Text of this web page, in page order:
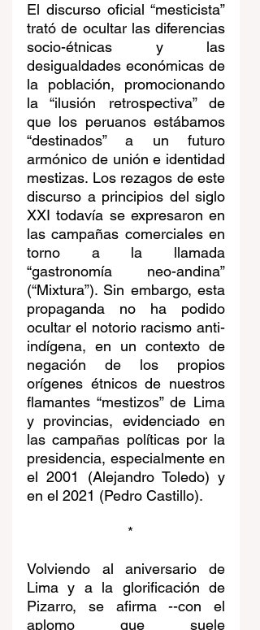
El discurso oficial “mesticista”
trató de ocultar las diferencias
socio-étnicas y las
desigualdades económicas de
la población, promocionando
la “ilusión retrospectiva” de
que los peruanos estábamos
“destinados” a un futuro
armónico de unión e identidad
mestizas. Los rezagos de este
discurso a principios del siglo
XXI todavía se expresaron en
las campañas comerciales en
torno a la llamada
“gastronomía neo-andina”
(“Mixtura”). Sin embargo, esta
propaganda no ha podido
ocultar el notorio racismo anti-
indígena, en un contexto de
negación de los propios
orígenes étnicos de nuestros
flamantes “mestizos” de Lima
y provincias, evidenciado en
las campañas políticas por la
presidencia, especialmente en
el 2001 (Alejandro Toledo) y
en el 2021 (Pedro Castillo).
*
Volviendo al aniversario de
Lima y a la glorificación de
Pizarro, se afirma --con el
aplomo que suele